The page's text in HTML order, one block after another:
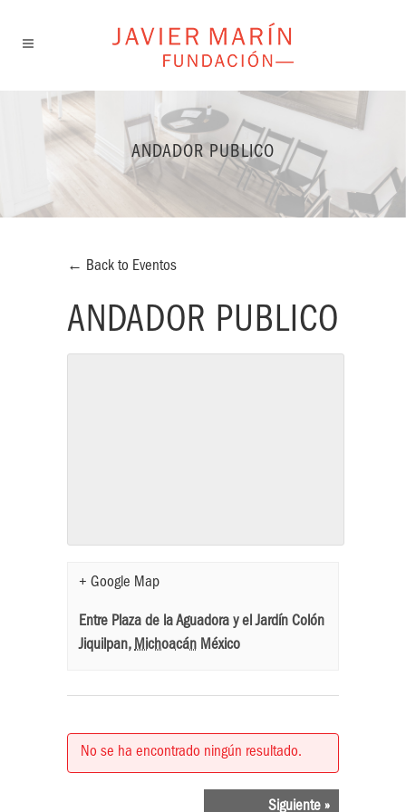
ANDADOR PUBLICO
← Back to Eventos
ANDADOR PUBLICO
+ Google Map
Entre Plaza de la Aguadora y el Jardín Colón
Jiquilpan, Michoacán México
No se ha encontrado ningún resultado.
Siguiente »